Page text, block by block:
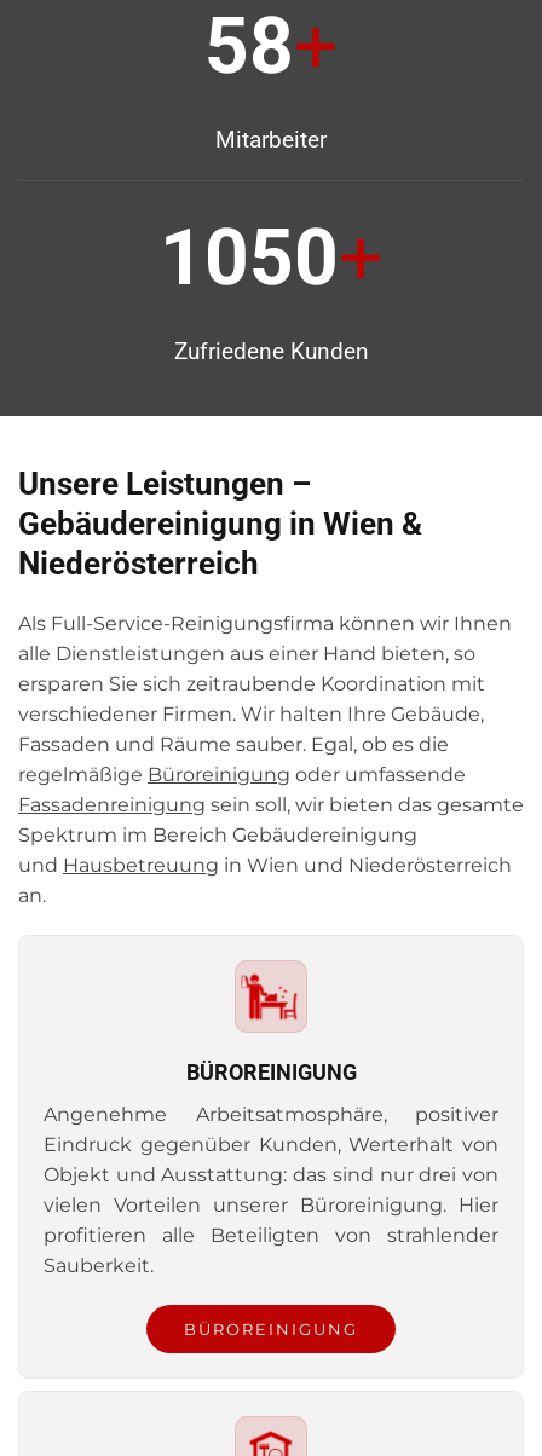
58+
Mitarbeiter
1050+
Zufriedene Kunden
Unsere Leistungen –
Gebäudereinigung in Wien &
Niederösterreich
Als Full-Service-Reinigungsfirma können wir Ihnen
alle Dienstleistungen aus einer Hand bieten, so
ersparen Sie sich zeitraubende Koordination mit
verschiedener Firmen. Wir halten Ihre Gebäude,
Fassaden und Räume sauber. Egal, ob es die
regelmäßige Büroreinigung oder umfassende
Fassadenreinigung sein soll, wir bieten das gesamte
Spektrum im Bereich Gebäudereinigung
und Hausbetreuung in Wien und Niederösterreich
an.
BÜROREINIGUNG
Angenehme Arbeitsatmosphäre, positiver
Eindruck gegenüber Kunden, Werterhalt von
Objekt und Ausstattung: das sind nur drei von
vielen Vorteilen unserer Büroreinigung. Hier
profitieren alle Beteiligten von strahlender
Sauberkeit.
BÜROREINIGUNG